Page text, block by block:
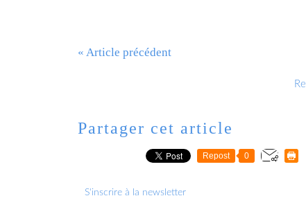
« Article précédent
Partager cet article
Repost 0
S'inscrire à la newsletter